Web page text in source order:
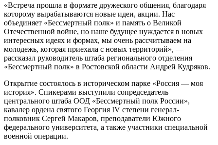
«Встреча прошла в формате дружеского общения, благодаря
которому вырабатываются новые идеи, акции. Нас
объединяет «Бессмертный полк» и память о Великой
Отечественной войне, но наше будущее нуждается в новых
интересных идеях и формах, мы очень рассчитываем на
молодежь, которая приехала с новых территорий», —
рассказал руководитель штаба регионального отделения
«Бессмертный полк» в Ростовской области Андрей Кудряков.
Открытие состоялось в историческом парке «Россия — моя
история». Спикерами выступили сопредседатель
центрального штаба ООД «Бессмертный полк России»,
кавалер ордена святого Георгия IV степени генерал-
полковник Сергей Макаров, преподаватели Южного
федерального университета, а также участники специальной
военной операции.